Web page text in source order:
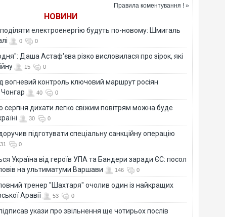
Правила коментування ! »
НОВИНИ
електроенергію будуть по-новому: Шмигаль
0 0
Даша Астаф'єва різко висловилася про зірок, які
15 0
вогневий контроль ключовий маршрут росіян
40 0
серпня дихати легко свіжим повітрям можна буде
30 0
підготувати спеціальну санкційну операцію
31 0
Україна від героїв УПА та Бандери заради ЄС: посол
на ультиматуми Варшави
146 0
тренер "Шахтаря" очолив один із найкращих
Аравії
53 0
укази про звільнення ще чотирьох послів